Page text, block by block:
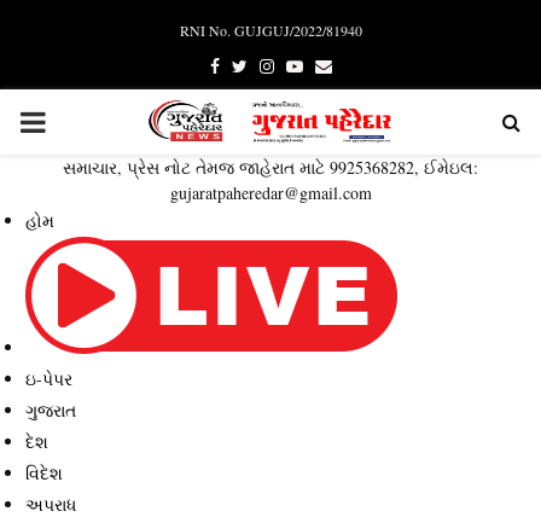
RNI No. GUJGUJ/2022/81940
Facebook
TwitterInstagram
YoutubeEmail
PRIMARY
MENU
સમાચાર, પ્રેસ નોટ તેમજ જાહેરાત માટે 9925368282, ઈમેઇલ:
gujaratpaheredar@gmail.com
હોમ
ઇ-પેપર
ગુજરાત
દેશ
વિદેશ
અપરાધ